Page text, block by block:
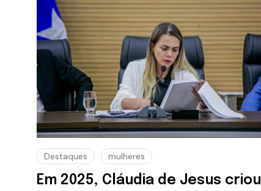
Destaques mulheres
Em 2025, Cláudia de Jesus criou